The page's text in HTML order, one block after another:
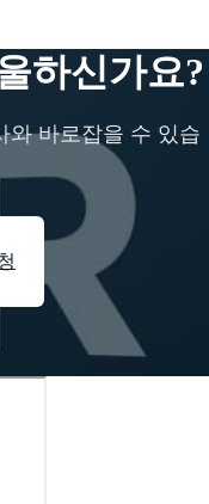
하신가요?
와 바로잡을 수 있습